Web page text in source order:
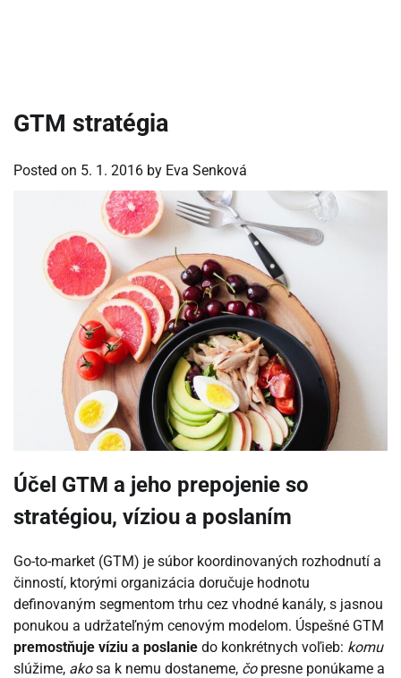
GTM stratégia
Posted on 5. 1. 2016 by Eva Senková
Účel GTM a jeho prepojenie so
stratégiou, víziou a poslaním
Go-to-market (GTM) je súbor koordinovaných rozhodnutí a
činností, ktorými organizácia doručuje hodnotu
definovaným segmentom trhu cez vhodné kanály, s jasnou
ponukou a udržateľným cenovým modelom. Úspešné GTM
premostňuje víziu a poslanie do konkrétnych voľieb: komu
slúžime, akosa k nemu dostaneme, čopresne ponúkame a